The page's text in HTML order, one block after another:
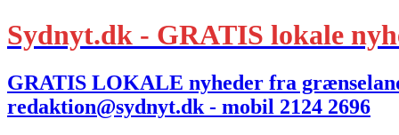
Sydnyt.dk - GRATIS lokale
GRATIS LOKALE nyheder fra
redaktion@sydnyt.dk - mobil 2124 2696